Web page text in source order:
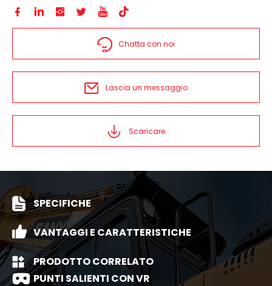
     
Chatta con noi
Lascia un messaggio
Scaricare
SPECIFICHE
VANTAGGI E CARATTERISTICHE
PRODOTTO CORRELATO
PUNTI SALIENTI CON VR